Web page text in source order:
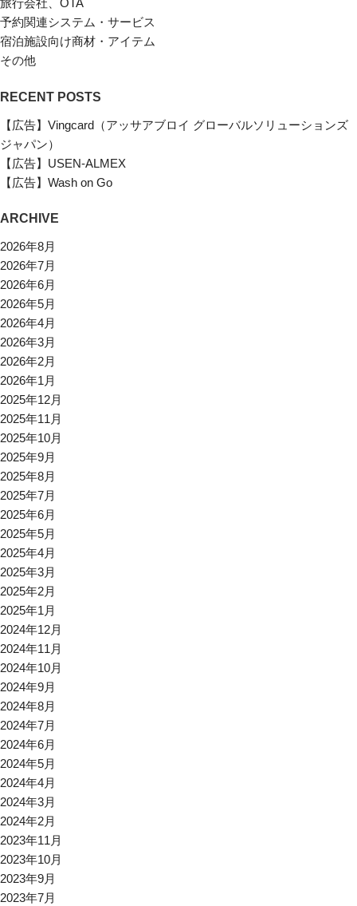
旅行会社、OTA
予約関連システム・サービス
宿泊施設向け商材・アイテム
その他
RECENT POSTS
【広告】Vingcard（アッサアブロイ グローバルソリューションズ
ジャパン）
【広告】USEN-ALMEX
【広告】Wash on Go
ARCHIVE
2026年8月
2026年7月
2026年6月
2026年5月
2026年4月
2026年3月
2026年2月
2026年1月
2025年12月
2025年11月
2025年10月
2025年9月
2025年8月
2025年7月
2025年6月
2025年5月
2025年4月
2025年3月
2025年2月
2025年1月
2024年12月
2024年11月
2024年10月
2024年9月
2024年8月
2024年7月
2024年6月
2024年5月
2024年4月
2024年3月
2024年2月
2023年11月
2023年10月
2023年9月
2023年7月